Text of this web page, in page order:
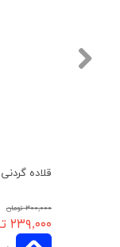
۳۰۰,۰۰۰ تومان
۲۳۹,۰۰۰ تومان